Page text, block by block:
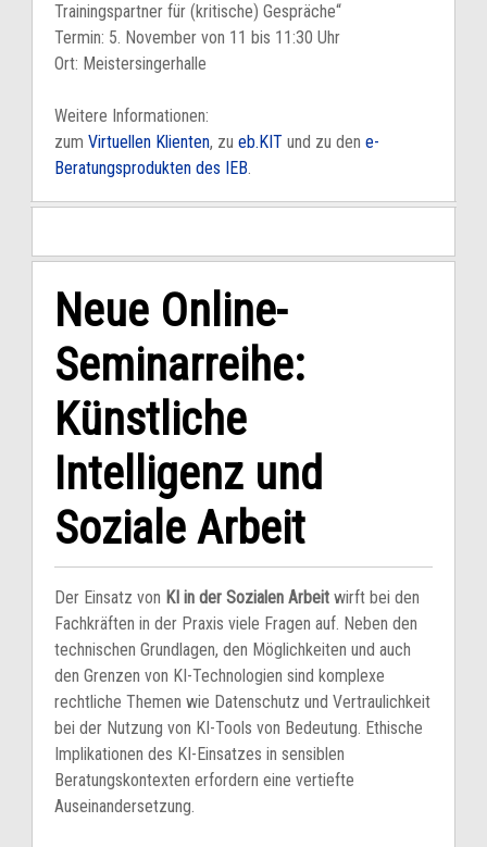
Trainingspartner für (kritische) Gespräche“
Termin: 5. November von 11 bis 11:30 Uhr
Ort: Meistersingerhalle
Weitere Informationen:
zum Virtuellen Klienten, zu eb.KITund zu den e-
Beratungsprodukten des IEB.
Neue Online-
Seminarreihe:
Künstliche
Intelligenz und
Soziale Arbeit
Der Einsatz von KI in der Sozialen Arbeitwirft bei den
Fachkräften in der Praxis viele Fragen auf. Neben den
technischen Grundlagen, den Möglichkeiten und auch
den Grenzen von KI-Technologien sind komplexe
rechtliche Themen wie Datenschutz und Vertraulichkeit
bei der Nutzung von KI-Tools von Bedeutung. Ethische
Implikationen des KI-Einsatzes in sensiblen
Beratungskontexten erfordern eine vertiefte
Auseinandersetzung.